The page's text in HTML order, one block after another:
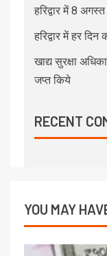
हरिद्वार में 8
हरिद्वार में हर
खाद्य सुरक्षा
जप्त किये
RECENT
YOU MAY